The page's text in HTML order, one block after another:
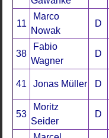
11
Marco
Nowak
D
38
Fabio
Wagner
D
41 Jonas Müller D
53
Moritz
Seider
D